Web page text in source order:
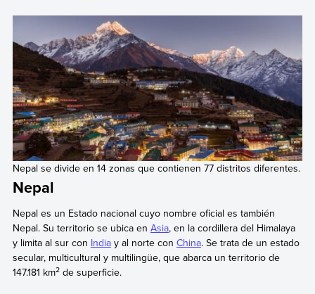
Nepal se divide en 14 zonas que contienen 77 distritos diferentes.
Nepal
Nepal es un Estado nacional cuyo nombre oficial es también
Nepal. Su territorio se ubica en Asia, en la cordillera del Himalaya
y limita al sur con Indiay al norte con China. Se trata de un estado
secular, multicultural y multilingüe, que abarca un territorio de
147.181 km2de superficie.